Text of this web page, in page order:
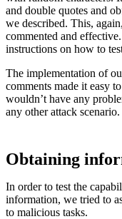
and double quotes and
we described. This,
commented and
instructions on how to
The implementation of
comments made it easy
wouldn’t have any
any other attack scenario.
Obtaining
In order to test the
information, we tried to
to malicious tasks.